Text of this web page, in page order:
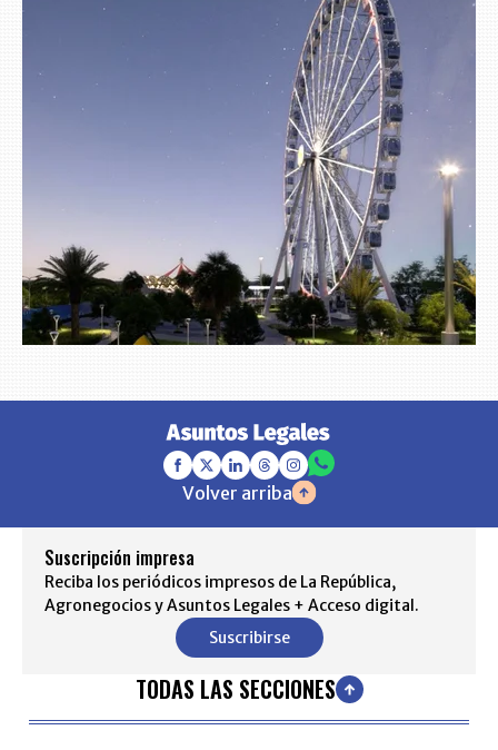
Volver arriba
Suscripción impresa
Reciba los periódicos impresos de La República,
Agronegocios y Asuntos Legales + Acceso digital.
Suscribirse
TODAS LAS SECCIONES